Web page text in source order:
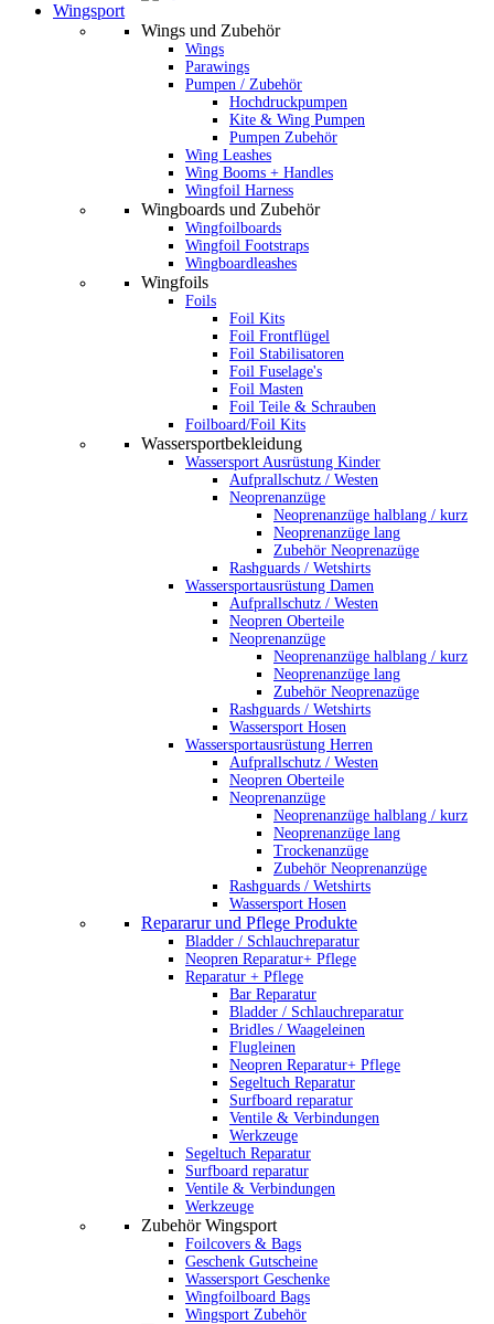
Wingsport
Wings und Zubehör
Wings
Parawings
Pumpen / Zubehör
Hochdruckpumpen
Kite & Wing Pumpen
Pumpen Zubehör
Wing Leashes
Wing Booms + Handles
Wingfoil Harness
Wingboards und Zubehör
Wingfoilboards
Wingfoil Footstraps
Wingboardleashes
Wingfoils
Foils
Foil Kits
Foil Frontflügel
Foil Stabilisatoren
Foil Fuselage's
Foil Masten
Foil Teile & Schrauben
Foilboard/Foil Kits
Wassersportbekleidung
Wassersport Ausrüstung Kinder
Aufprallschutz / Westen
Neoprenanzüge
Neoprenanzüge halblang / kurz
Neoprenanzüge lang
Zubehör Neoprenazüge
Rashguards / Wetshirts
Wassersportausrüstung Damen
Aufprallschutz / Westen
Neopren Oberteile
Neoprenanzüge
Neoprenanzüge halblang / kurz
Neoprenanzüge lang
Zubehör Neoprenazüge
Rashguards / Wetshirts
Wassersport Hosen
Wassersportausrüstung Herren
Aufprallschutz / Westen
Neopren Oberteile
Neoprenanzüge
Neoprenanzüge halblang / kurz
Neoprenanzüge lang
Trockenanzüge
Zubehör Neoprenanzüge
Rashguards / Wetshirts
Wassersport Hosen
Repararur und Pflege Produkte
Bladder / Schlauchreparatur
Neopren Reparatur+ Pflege
Reparatur + Pflege
Bar Reparatur
Bladder / Schlauchreparatur
Bridles / Waageleinen
Flugleinen
Neopren Reparatur+ Pflege
Segeltuch Reparatur
Surfboard reparatur
Ventile & Verbindungen
Werkzeuge
Segeltuch Reparatur
Surfboard reparatur
Ventile & Verbindungen
Werkzeuge
Zubehör Wingsport
Foilcovers & Bags
Geschenk Gutscheine
Wassersport Geschenke
Wingfoilboard Bags
Wingsport Zubehör